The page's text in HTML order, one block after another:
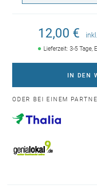
12,00 €
Lieferzeit: 3-5 Tage,
IN DEN
ODER BEI EINEM